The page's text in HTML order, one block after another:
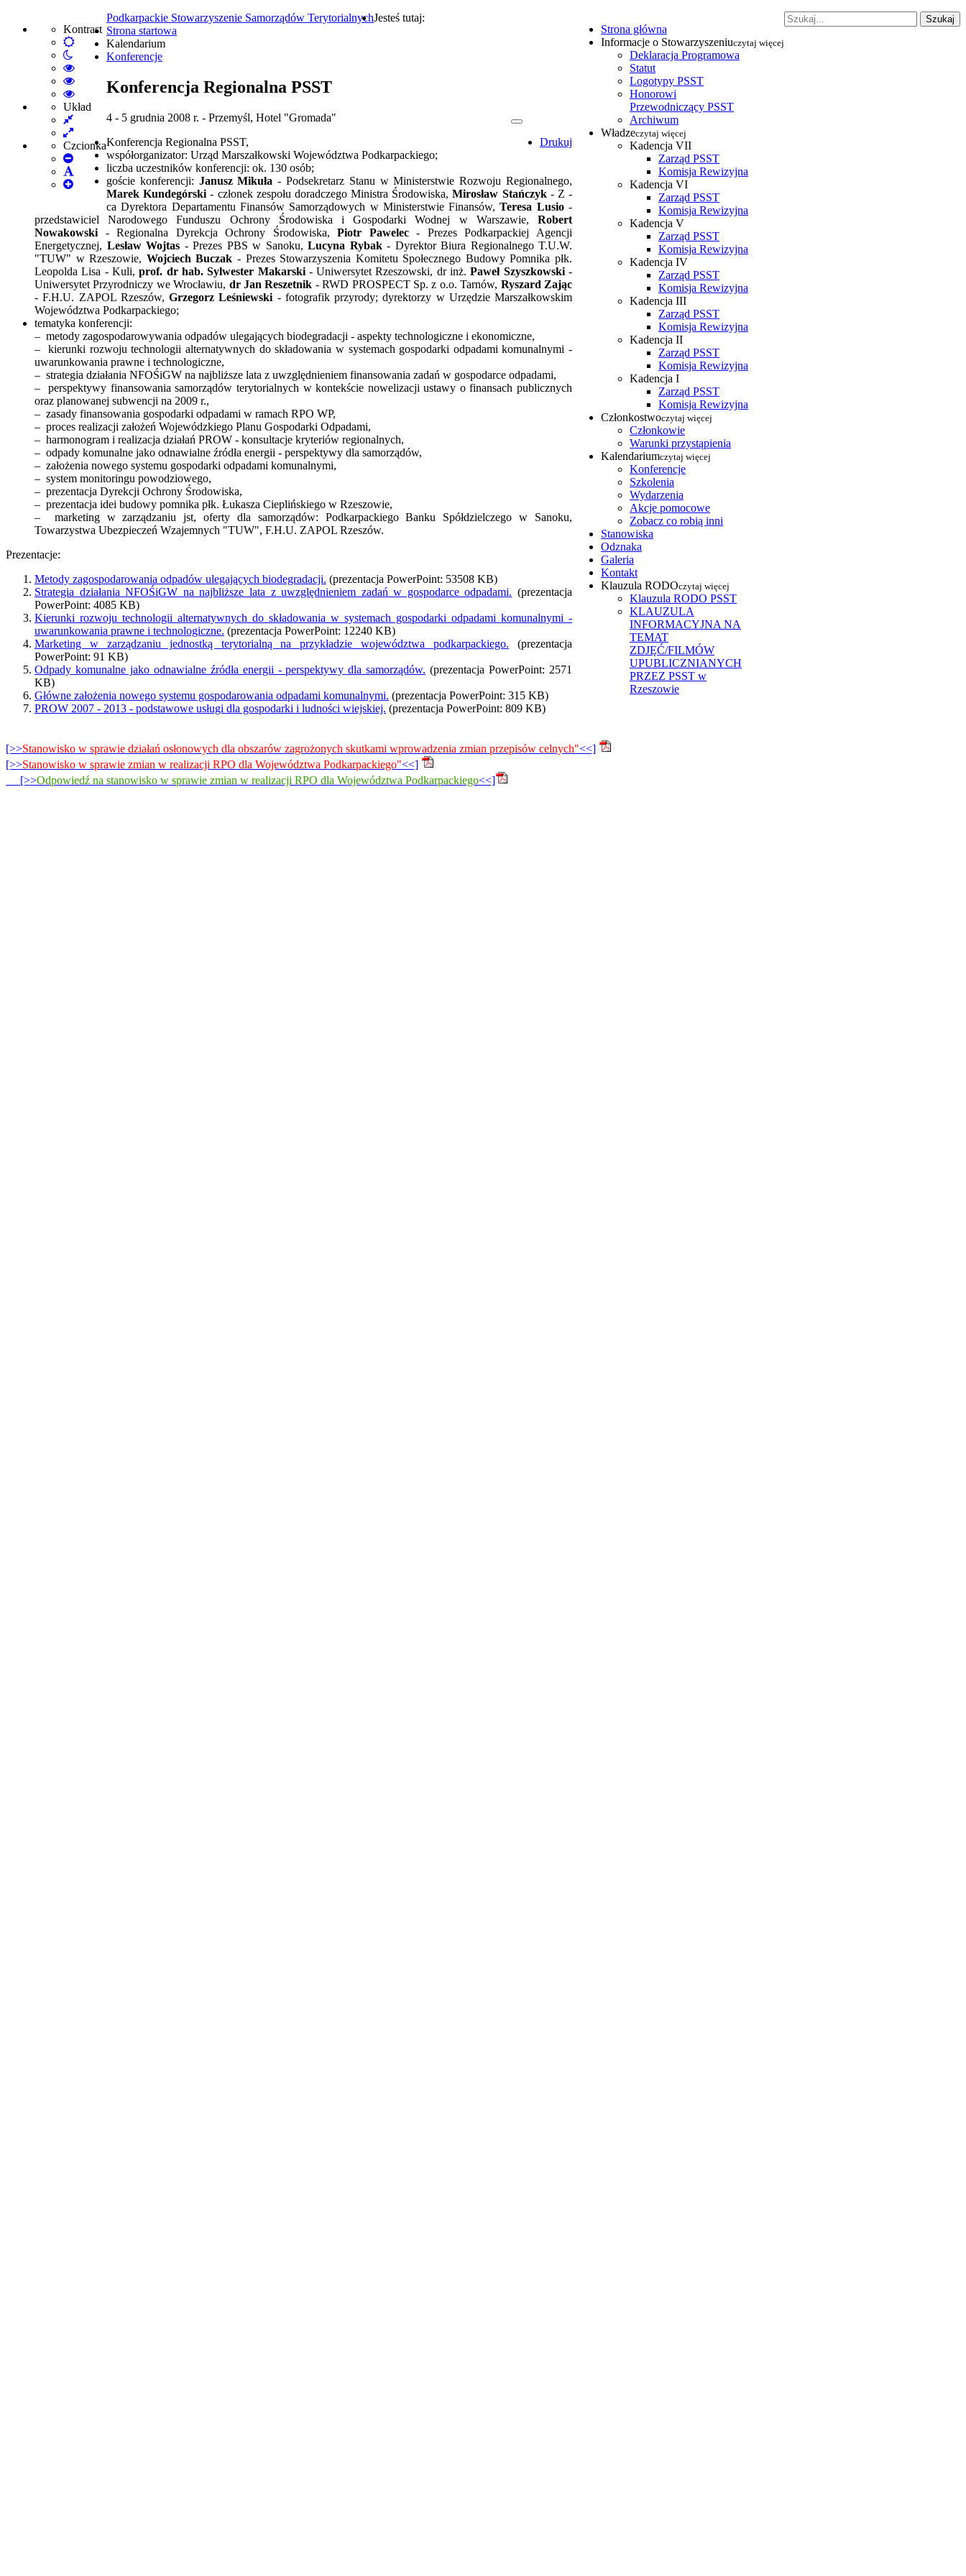
Kontrast
Default
mode
Włącz
tryb
nocny
High
Contrast
Black
White
High
Contrast
Black
High
Contrast
mode
Układ
Fixed
layout
Wide
layout
Czcionka
Set
Smaller
FontDefault
Set
Szukaj
Podkarpackie Stowarzyszenie Samorządów Terytorialnych
Strona główna
Informacje o Stowarzyszeniuczytaj więcej
Deklaracja Programowa
Statut
Logotypy PSST
Honorowi
Przewodniczący PSST
Archiwum
Władzeczytaj więcej
Kadencja VII
Zarząd PSST
Komisja Rewizyjna
Kadencja VI
Zarząd PSST
Komisja Rewizyjna
Kadencja V
Zarząd PSST
Komisja Rewizyjna
Kadencja IV
Zarząd PSST
Komisja Rewizyjna
Kadencja III
Zarząd PSST
Komisja Rewizyjna
Kadencja II
Zarząd PSST
Komisja Rewizyjna
Kadencja I
Zarząd PSST
Komisja Rewizyjna
Członkostwoczytaj więcej
Członkowie
Warunki przystąpienia
Kalendariumczytaj więcej
Konferencje
Szkolenia
Wydarzenia
Akcje pomocowe
Zobacz co robią inni
Stanowiska
Odznaka
Galeria
Kontakt
Klauzula RODOczytaj więcej
Klauzula RODO PSST
KLAUZULA
INFORMACYJNA NA
TEMAT
ZDJĘĆ/FILMÓW
UPUBLICZNIANYCH
PRZEZ PSST w
Rzeszowie
Jesteś tutaj:
Strona startowa
Kalendarium
Konferencje
Konferencja Regionalna PSST
Drukuj
4 - 5 grudnia 2008 r. - Przemyśl, Hotel "Gromada"
Konferencja Regionalna PSST,
współorganizator: Urząd Marszałkowski Województwa Podkarpackiego;
liczba uczestników konferencji: ok. 130 osób;
goście konferencji: Janusz Mikuła- Podsekretarz Stanu w Ministerstwie Rozwoju Regionalnego,
Marek Kundegórski- członek zespołu doradczego Ministra Środowiska,Mirosław Stańczyk - Z -
ca Dyrektora Departamentu Finansów Samorządowych w Ministerstwie Finansów,Teresa Lusio-
przedstawiciel Narodowego Funduszu Ochrony Środowiska i Gospodarki Wodnej w Warszawie, Robert
Nowakowski - Regionalna Dyrekcja Ochrony Środowiska,Piotr Pawelec- Prezes Podkarpackiej Agencji
Energetycznej, Lesław Wojtas - Prezes PBS w Sanoku, Lucyna Rybak - Dyrektor Biura Regionalnego T.U.W.
"TUW" w Rzeszowie, Wojciech Buczak - Prezes Stowarzyszenia Komitetu Społecznego Budowy Pomnika płk.
Leopolda Lisa - Kuli,prof. dr hab.Sylwester Makarski - Uniwersytet Rzeszowski, dr inż.Paweł Szyszkowski -
Uniwersytet Przyrodniczy we Wrocławiu, drJan Reszetnik - RWD PROSPECT Sp. z o.o. Tarnów, Ryszard Zając
- F.H.U. ZAPOL Rzeszów, Grzegorz Leśniewski - fotografik przyrody; dyrektorzy w Urzędzie Marszałkowskim
Województwa Podkarpackiego;
tematyka konferencji:
– metody zagospodarowywania odpadów ulegających biodegradacji - aspekty technologiczne i ekonomiczne,
– kierunki rozwoju technologii alternatywnych do składowania w systemach gospodarki odpadami komunalnymi -
uwarunkowania prawne i technologiczne,
– strategia działania NFOŚiGW na najbliższe lata z uwzględnieniem finansowania zadań w gospodarce odpadami,
– perspektywy finansowania samorządów terytorialnych w kontekście nowelizacji ustawy o finansach publicznych
oraz planowanej subwencji na 2009 r.,
– zasady finansowania gospodarki odpadami w ramach RPO WP,
– proces realizacji założeń Wojewódzkiego Planu Gospodarki Odpadami,
– harmonogram i realizacja działań PROW - konsultacje kryteriów regionalnych,
– odpady komunalne jako odnawialne źródła energii - perspektywy dla samorządów,
– założenia nowego systemu gospodarki odpadami komunalnymi,
– system monitoringu powodziowego,
– prezentacja Dyrekcji Ochrony Środowiska,
– prezentacja idei budowy pomnika płk. Łukasza Cieplińskiego w Rzeszowie,
– marketing w zarządzaniu jst, oferty dla samorządów: Podkarpackiego Banku Spółdzielczego w Sanoku,
Towarzystwa Ubezpieczeń Wzajemnych "TUW", F.H.U. ZAPOL Rzeszów.
Prezentacje:
Metody zagospodarowania odpadów ulegających biodegradacji. (prezentacja PowerPoint: 53508 KB)
Strategia działania NFOŚiGW na najbliższe lata z uwzględnieniem zadań w gospodarce odpadami. (prezentacja
PowerPoint: 4085 KB)
Kierunki rozwoju technologii alternatywnych do składowania w systemach gospodarki odpadami komunalnymi -
uwarunkowania prawne i technologiczne. (prezentacja PowerPoint: 12240 KB)
Marketing w zarządzaniu jednostką terytorialną na przykładzie województwa podkarpackiego. (prezentacja
PowerPoint: 91 KB)
Odpady komunalne jako odnawialne źródła energii - perspektywy dla samorządów. (prezentacja PowerPoint: 2571
KB)
Główne założenia nowego systemu gospodarowania odpadami komunalnymi. (prezentacja PowerPoint: 315 KB)
PROW 2007 - 2013 - podstawowe usługi dla gospodarki i ludności wiejskiej. (prezentacja PowerPoint: 809 KB)
[>>Stanowisko w sprawie działań osłonowych dla obszarów zagrożonych skutkami wprowadzenia zmian przepisów celnych"<<]
[>>Stanowisko w sprawie zmian w realizacji RPO dla Województwa Podkarpackiego"<<]
[>>Odpowiedź na stanowisko w sprawie zmian w realizacji RPO dla Województwa Podkarpackiego<<]